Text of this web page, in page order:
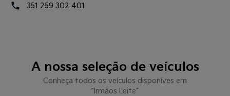
351 259 302 401
A nossa seleção de veículos
Conheça todos os veículos disponíves em
“Irmãos Leite”